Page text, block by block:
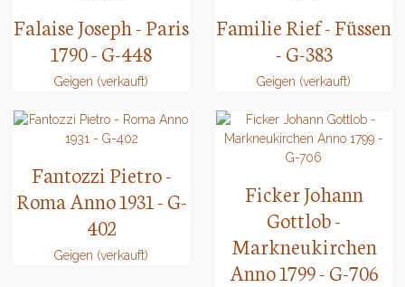
Falaise Joseph - Paris
1790 - G-448
Geigen (verkauft)
Familie Rief - Füssen
- G-383
Geigen (verkauft)
Fantozzi Pietro -
Roma Anno 1931 - G-
402
Geigen (verkauft)
Ficker Johann
Gottlob -
Markneukirchen
Anno 1799 - G-706